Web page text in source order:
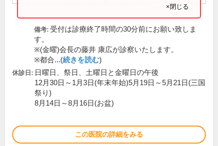
×閉じる
備考: 受付は診療終了時間の30分前にお願い致しま
す。
※(金曜)会長の藤井 康広が診察いたします。
※都合...(続きを読む)
休診日: 日曜日、祭日、土曜日と金曜日の午後
12月30日～1月3日(年末年始)5月19日～5月21日(三国
祭り)
8月14日～8月16日(お盆)
この医院の詳細をみる